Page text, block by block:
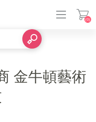
(0)
金牛頓藝術